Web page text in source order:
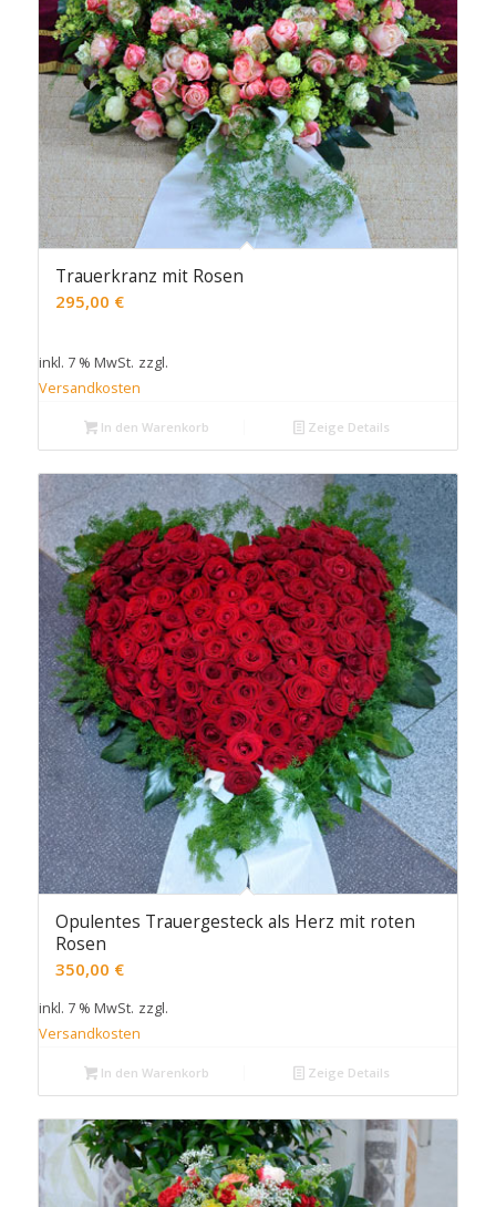
Trauerkranz mit Rosen
295,00 €
inkl. 7 % MwSt. zzgl.
Versandkosten
In den Warenkorb Zeige Details
Opulentes Trauergesteck als Herz mit roten
Rosen
350,00 €
inkl. 7 % MwSt. zzgl.
Versandkosten
In den Warenkorb Zeige Details